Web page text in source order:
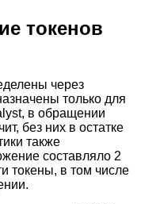
токенов
через
только для
в обращении
без них в остатке
также
составляло 2
токены, в том числе